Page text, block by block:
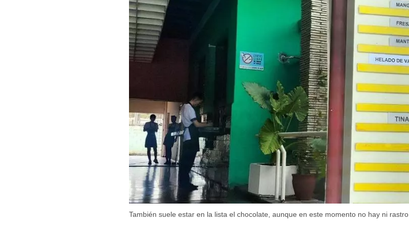
También suele estar en la lista el chocolate, aunque en este momento no hay ni rastro.